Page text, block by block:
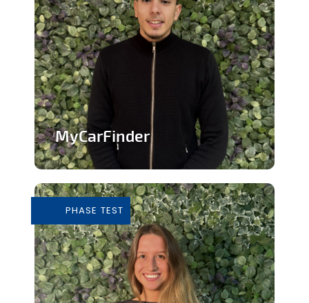
MyCarFinder
d'occasion
En savoir plus
PHASE TEST